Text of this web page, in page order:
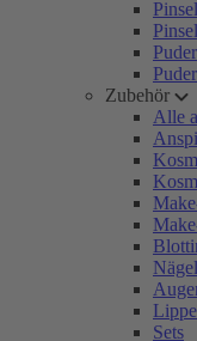
Zubehör
Alle
Nägel
Sets